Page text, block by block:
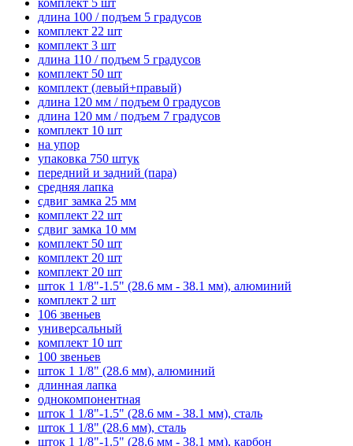
комплект 5 шт
длина 100 / подъем 5 градусов
комплект 22 шт
комплект 3 шт
длина 110 / подъем 5 градусов
комплект 50 шт
комплект (левый+правый)
длина 120 мм / подъем 0 градусов
длина 120 мм / подъем 7 градусов
комплект 10 шт
на упор
упаковка 750 штук
передний и задний (пара)
средняя лапка
сдвиг замка 25 мм
комплект 22 шт
сдвиг замка 10 мм
комплект 50 шт
комплект 20 шт
комплект 20 шт
шток 1 1/8"-1.5" (28.6 мм - 38.1 мм), алюминий
комплект 2 шт
106 звеньев
универсальный
комплект 10 шт
100 звеньев
шток 1 1/8" (28.6 мм), алюминий
длинная лапка
однокомпонентная
шток 1 1/8"-1.5" (28.6 мм - 38.1 мм), сталь
шток 1 1/8" (28.6 мм), сталь
шток 1 1/8"-1.5" (28.6 мм - 38.1 мм), карбон